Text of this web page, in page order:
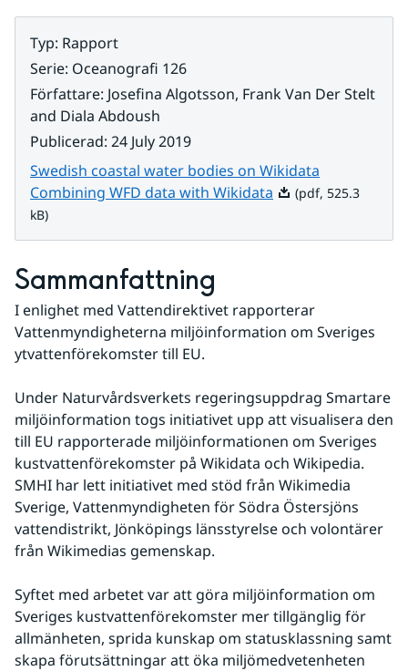
Typ: Rapport
Serie: Oceanografi 126
Författare: Josefina Algotsson, Frank Van Der Stelt
and Diala Abdoush
Publicerad: 24 July 2019
Swedish coastal water bodies on Wikidata
Combining WFD data with Wikidata Pdf, 525.3 kB.
(pdf, 525.3
kB)
Sammanfattning
I enlighet med Vattendirektivet rapporterar
Vattenmyndigheterna miljöinformation om Sveriges
ytvattenförekomster till EU.
Under Naturvårdsverkets regeringsuppdrag Smartare
miljöinformation togs initiativet upp att visualisera den
till EU rapporterade miljöinformationen om Sveriges
kustvattenförekomster på Wikidata och Wikipedia.
SMHI har lett initiativet med stöd från Wikimedia
Sverige, Vattenmyndigheten för Södra Östersjöns
vattendistrikt, Jönköpings länsstyrelse och volontärer
från Wikimedias gemenskap.
Syftet med arbetet var att göra miljöinformation om
Sveriges kustvattenförekomster mer tillgänglig för
allmänheten, sprida kunskap om statusklassning samt
skapa förutsättningar att öka miljömedvetenheten